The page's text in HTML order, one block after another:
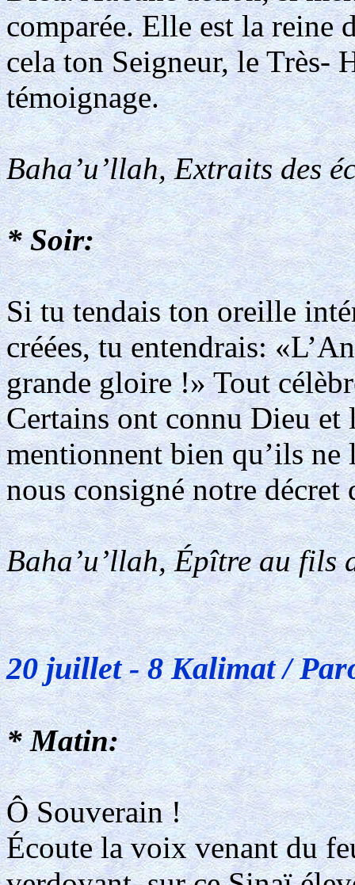
comparée. Elle est la reine
cela ton Seigneur, le Très-
témoignage.
Baha’u’llah, Extraits des
* Soir:
Si tu tendais ton oreille
créées, tu entendrais:
grande gloire !» Tout
Certains ont connu Dieu et
mentionnent bien qu’ils ne
nous consigné notre décret
Baha’u’llah, Épître au fils
20 juillet - 8 Kalimat /
* Matin:
Ô Souverain !
Écoute la voix venant du